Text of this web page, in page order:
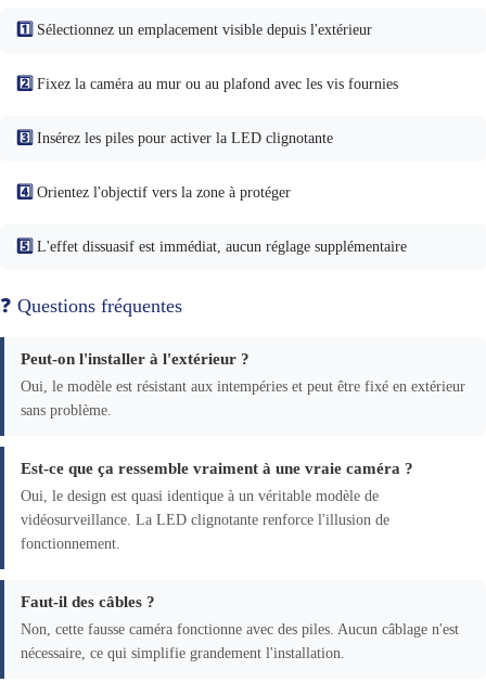
1️⃣ Sélectionnez un emplacement visible depuis l'extérieur
2️⃣ Fixez la caméra au mur ou au plafond avec les vis fournies
3️⃣ Insérez les piles pour activer la LED clignotante
4️⃣ Orientez l'objectif vers la zone à protéger
5️⃣ L'effet dissuasif est immédiat, aucun réglage supplémentaire
❓ Questions fréquentes
Peut-on l'installer à l'extérieur ?
Oui, le modèle est résistant aux intempéries et peut être fixé en extérieur
sans problème.
Est-ce que ça ressemble vraiment à une vraie caméra ?
Oui, le design est quasi identique à un véritable modèle de
vidéosurveillance. La LED clignotante renforce l'illusion de
fonctionnement.
Faut-il des câbles ?
Non, cette fausse caméra fonctionne avec des piles. Aucun câblage n'est
nécessaire, ce qui simplifie grandement l'installation.